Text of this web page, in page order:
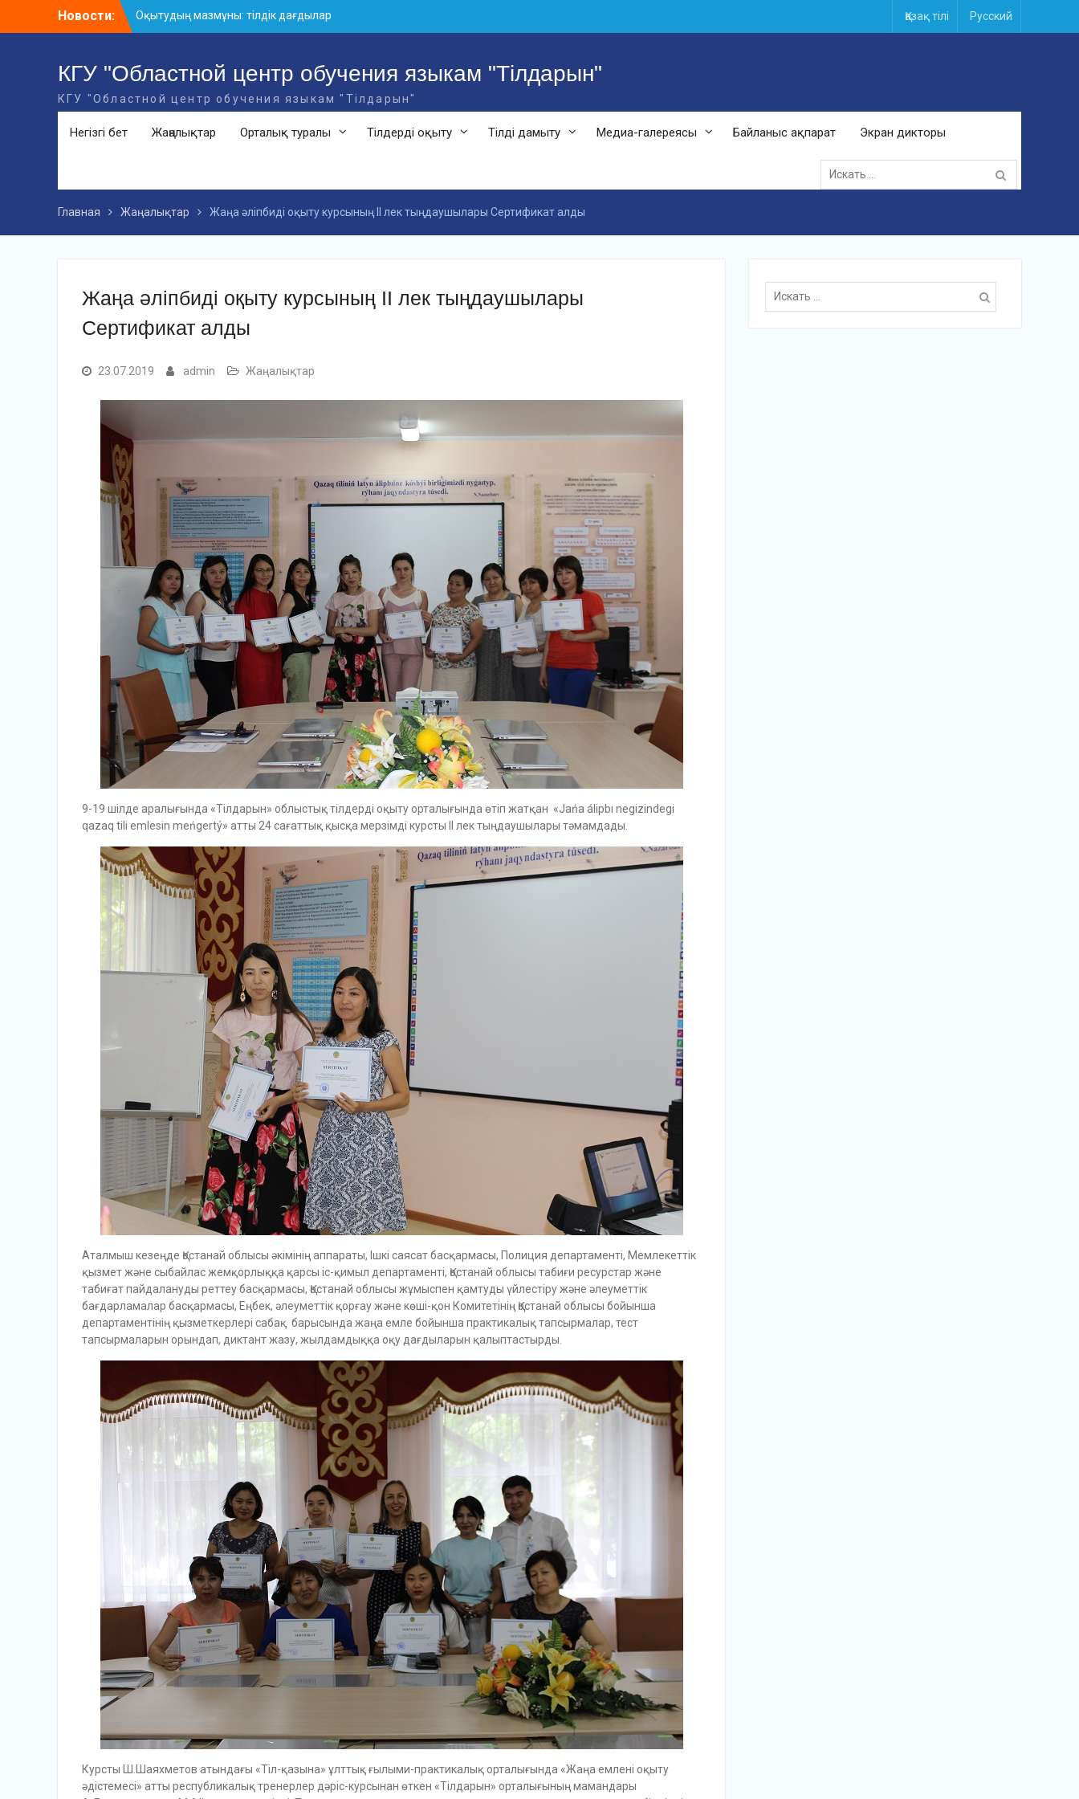
Новости:
Оқытудың мазмұны: тілдік дағдылар
және инновациялық стратегиялар
«ҮЗДІК ОҚЫТУШЫ-2026» ОБЛЫСТЫҚ
БАЙҚАУЫ
«Мемлекеттік тіл – Тәуелсіздік
Қазақ тілі Русский
КГУ "Областной центр обучения языкам "Тілдарын"
КГУ "Областной центр обучения языкам "Тілдарын"
Негізгі бет Жаңалықтар Орталық туралы Тілдерді оқыту Тілді дамыту Медиа-галереясы Байланыс ақпарат Экран дикторы
Поиск
для:
Главная Жаңалықтар Жаңа әліпбиді оқыту курсының ІІ лек тыңдаушылары Сертификат алды
Жаңа әліпбиді оқыту курсының ІІ лек тыңдаушылары
Сертификат алды
23.07.2019 admin Жаңалықтар
9-19 шілде аралығында «Тілдарын» облыстық тілдерді оқыту орталығында өтіп жатқан «Jańa álіpbı negizindegi
qazaq tili emlesin meńgertý» атты 24 сағаттық қысқа мерзімді курсты ІІ лек тыңдаушылары тәмамдады.
Аталмыш кезеңде Қостанай облысы әкімінің аппараты, Ішкі саясат басқармасы, Полиция департаменті, Мемлекеттік
қызмет және сыбайлас жемқорлыққа қарсы іс-қимыл департаменті, Қостанай облысы табиғи ресурстар және
табиғат пайдалануды реттеу басқармасы, Қостанай облысы жұмыспен қамтуды үйлестіру және әлеуметтік
бағдарламалар басқармасы, Еңбек, әлеуметтік қорғау және көші-қон Комитетінің Қостанай облысы бойынша
департаментінің қызметкерлері сабақ барысында жаңа емле бойынша практикалық тапсырмалар, тест
тапсырмаларын орындап, диктант жазу, жылдамдыққа оқу дағдыларын қалыптастырды.
Курсты Ш.Шаяхметов атындағы «Тіл-қазына» ұлттық ғылыми-практикалық орталығында «Жаңа емлені оқыту
әдістемесі» атты республикалық тренерлер дәріс-курсынан өткен «Тілдарын» орталығының мамандары
Поиск
для: